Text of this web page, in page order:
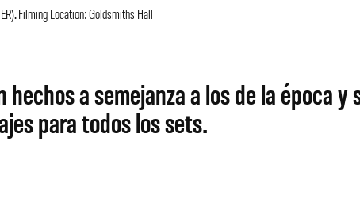
Filming Location: Goldsmiths Hall
a semejanza a los de la época
para todos los sets.